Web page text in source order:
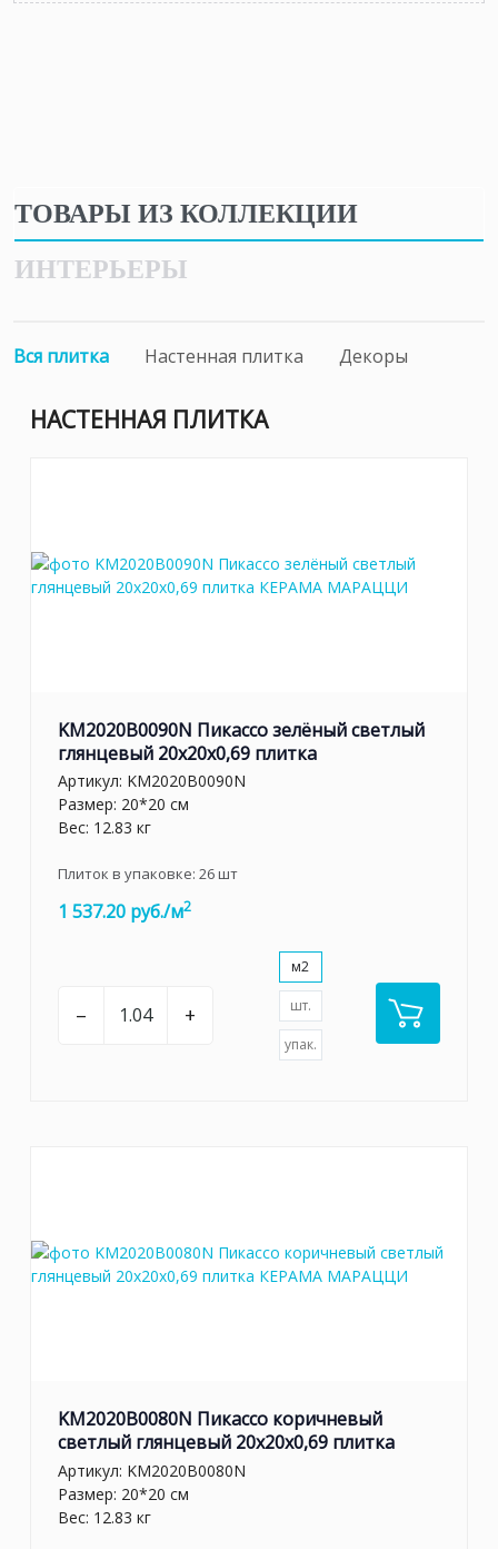
ТОВАРЫ ИЗ КОЛЛЕКЦИИ
ИНТЕРЬЕРЫ
Вся плитка Настенная плитка Декоры
НАСТЕННАЯ ПЛИТКА
KM2020B0090N Пикассо зелёный светлый
глянцевый 20x20x0,69 плитка
Артикул: KM2020B0090N
Размер: 20*20 см
Вес: 12.83 кг
Плиток в упаковке: 26шт
1 537.20 руб./м2
– +
м2
шт.
упак.
KM2020B0080N Пикассо коричневый
светлый глянцевый 20x20x0,69 плитка
Артикул: KM2020B0080N
Размер: 20*20 см
Вес: 12.83 кг